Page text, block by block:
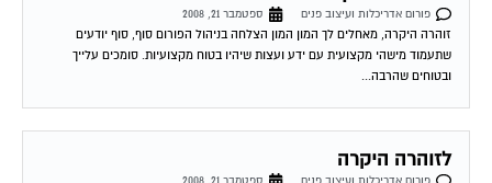
פורום אדריכלות ועיצוב פנים
זוהרה היקרה, מאחלים לך המון המון הצלחה בניהול הפורום סוף, סוף יודעים
לזוהרה היקרה
פורום אדריכלות ועיצוב פנים